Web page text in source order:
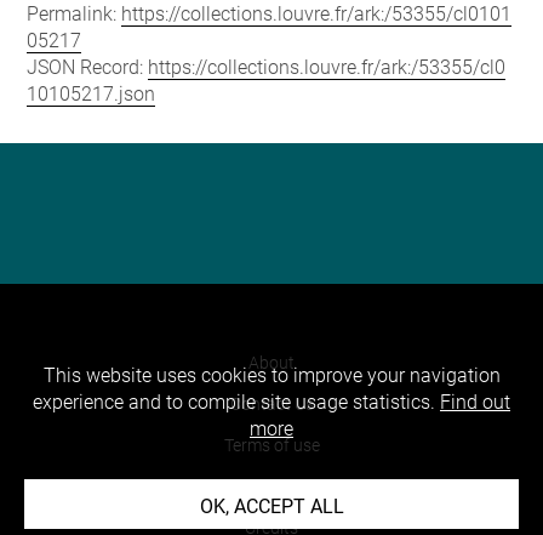
Permalink: https://collections.louvre.fr/ark:/53355/cl0101
05217
JSON Record: https://collections.louvre.fr/ark:/53355/cl0
10105217.json
About
Contact Us
Terms of use
Cookies
Credits
This website uses cookies to improve your navigation
experience and to compile site usage statistics. Find out
more
OK, ACCEPT ALL